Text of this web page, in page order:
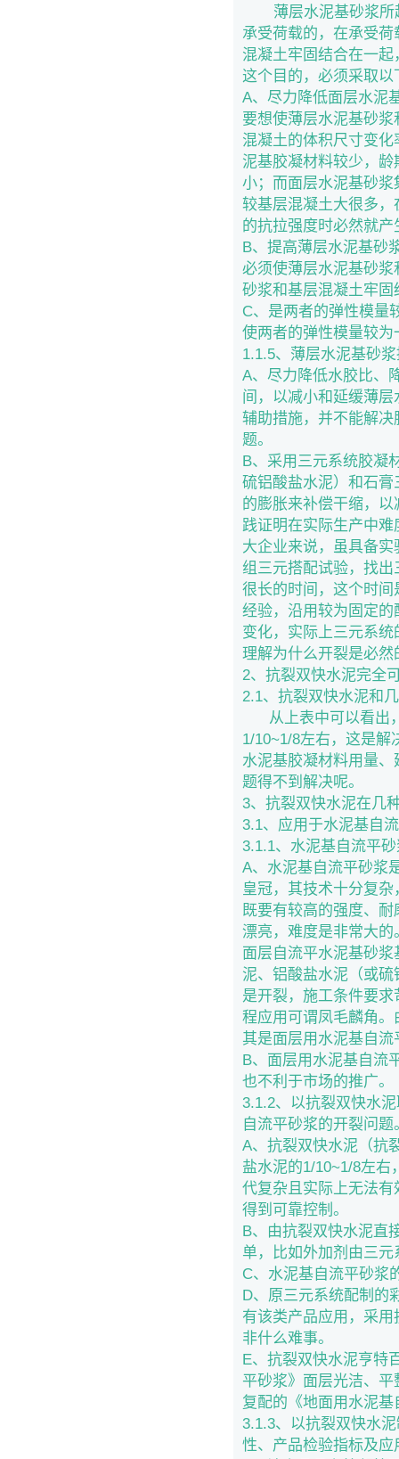
薄层水泥基砂浆所
承受荷载的，在承受
混凝土牢固结合在一
这个目的，必须采取以
A、尽力降低面层水泥
要想使薄层水泥基砂
混凝土的体积尺寸变
泥基胶凝材料较少，
小；而面层水泥基砂
较基层混凝土大很多
的抗拉强度时必然就
B、提高薄层水泥基砂
必须使薄层水泥基砂
砂浆和基层混凝土牢
C、是两者的弹性模量
使两者的弹性模量较
1.1.5、薄层水泥基砂
A、尽力降低水胶比、
间，以减小和延缓薄
辅助措施，并不能解
题。
B、采用三元系统胶凝
硫铝酸盐水泥）和石
的膨胀来补偿干缩，
践证明在实际生产中
大企业来说，虽具备
组三元搭配试验，找
很长的时间，这个时
经验，沿用较为固定
变化，实际上三元系
理解为什么开裂是必
2、抗裂双快水泥完全
2.1、抗裂双快水泥和
从上表中可以看出，
1/10~1/8左右，这是解
水泥基胶凝材料用量
题得不到解决呢。
3、抗裂双快水泥在几
3.1、应用于水泥基自
3.1.1、水泥基自流平
A、水泥基自流平砂浆
皇冠，其技术十分复
既要有较高的强度、
漂亮，难度是非常大
面层自流平水泥基砂
泥、铝酸盐水泥（或
是开裂，施工条件要
程应用可谓凤毛麟角
其是面层用水泥基自
B、面层用水泥基自流
也不利于市场的推广。
3.1.2、以抗裂双快水
自流平砂浆的开裂问题
A、抗裂双快水泥（抗
盐水泥的1/10~1/8左右
代复杂且实际上无法
得到可靠控制。
B、由抗裂双快水泥直
单，比如外加剂由三
C、水泥基自流平砂浆
D、原三元系统配制的
有该类产品应用，采
非什么难事。
E、抗裂双快水泥亨特
平砂浆》面层光洁、
复配的《地面用水泥
3.1.3、以抗裂双快水
性、产品检验指标及应